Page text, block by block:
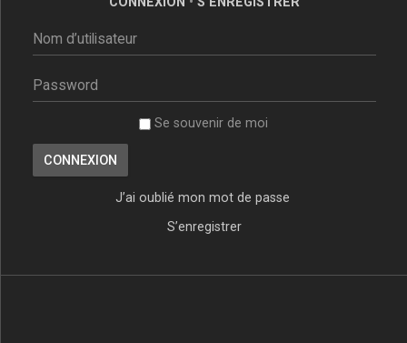
Se souvenir de moi
J’ai oublié mon mot de passe
S’enregistrer